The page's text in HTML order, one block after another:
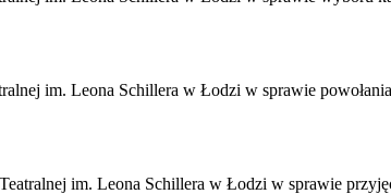
im. Leona Schillera w Łodzi w sprawie
im. Leona Schillera w Łodzi w sprawie